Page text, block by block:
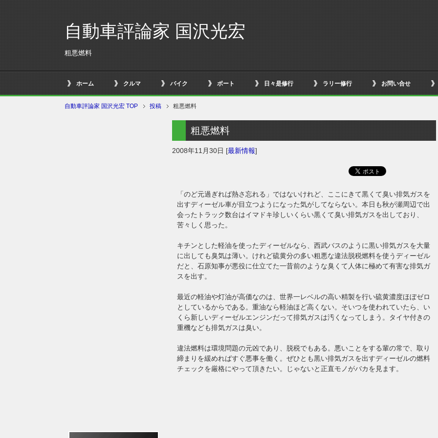
自動車評論家 国沢光宏
粗悪燃料
ホーム クルマ バイク ボート 日々是修行 ラリー修行 お問い合せ
自動車評論家 国沢光宏 TOP 投稿 粗悪燃料
粗悪燃料
2008年11月30日 [最新情報]
「のど元過ぎれば熱さ忘れる」ではないけれど、ここにきて黒くて臭い排気ガスを
出すディーゼル車が目立つようになった気がしてならない。本日も秋が瀬周辺で出
会ったトラック数台はイマドキ珍しいくらい黒くて臭い排気ガスを出しており、
苦々しく思った。
キチンとした軽油を使ったディーゼルなら、西武バスのように黒い排気ガスを大量
に出しても臭気は薄い。けれど硫黄分の多い粗悪な違法脱税燃料を使うディーゼル
だと、石原知事が悪役に仕立てた一昔前のような臭くて人体に極めて有害な排気ガ
スを出す。
最近の軽油や灯油が高価なのは、世界一レベルの高い精製を行い硫黄濃度ほぼゼロ
としているからである。重油なら軽油ほど高くない。そいつを使われていたら、い
くら新しいディーゼルエンジンだって排気ガスは汚くなってしまう。タイヤ付きの
重機なども排気ガスは臭い。
違法燃料は環境問題の元凶であり、脱税でもある。悪いことをする輩の常で、取り
締まりを緩めればすぐ悪事を働く。ぜひとも黒い排気ガスを出すディーゼルの燃料
チェックを厳格にやって頂きたい。じゃないと正直モノがバカを見ます。